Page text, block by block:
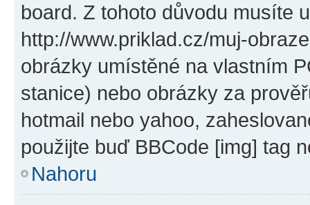
board. Z tohoto důvodu musíte
http://www.priklad.cz/muj-
obrázky umístěné na vlastním
stanice) nebo obrázky za
hotmail nebo yahoo,
použijte buď BBCode [img] tag
Nahoru